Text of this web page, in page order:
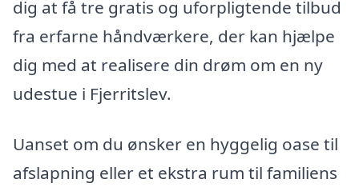
dig at få tre gratis og uforpligtende tilbud
fra erfarne håndværkere, der kan hjælpe
dig med at realisere din drøm om en ny
udestue i Fjerritslev.
Uanset om du ønsker en hyggelig oase til
afslapning eller et ekstra rum til familiens